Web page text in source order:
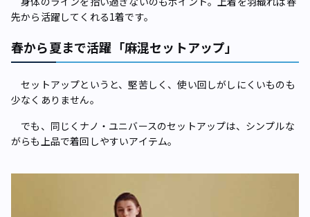
先から活躍してくれる1着です。
春から夏まで活躍「麻混セットアップ」
セットアップというと、堅苦しく、使い回しがしにくいものも
少なくありません。
でも、同じくナノ・ユニバースのセットアップは、シンプルな
がらも上品で着回しやすいアイテム。